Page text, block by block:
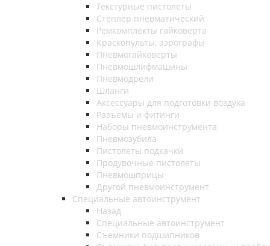
Текстурные пистолеты
Степлер пневматический
Ремкомплекты гайковерта
Краскопульты, аэрографы
Пневмогайковерты
Пневмошлифмашины
Пневмодрели
Шланги
Аксессуары для подготовки воздуха
Разъемы и фитинги
Наборы пневмоинструмента
Пневмозубила
Пистолеты подкачки
Продувочные пистолеты
Пневмошприцы
Другой пневмоинструмент
Специальные автоинструмент
Назад
Специальные автоинструмент
Съемники подшипников